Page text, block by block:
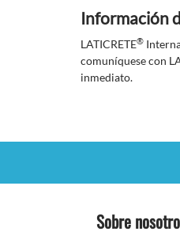
Información
LATICRETE®
comuníquese con
inmediato.
Sobre